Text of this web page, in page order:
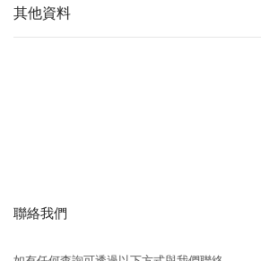
其他資料
聯絡我們